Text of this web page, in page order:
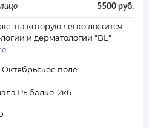
5500 руб.
на которую легко ложится
и дерматологии "BL"
Октябрьское поле
Рыбалко, 2к6